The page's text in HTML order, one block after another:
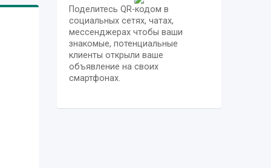
Поделитесь QR-кодом в
социальных сетях, чатах,
мессенджерах чтобы ваши
знакомые, потенциальные
клиенты открыли ваше
объявление на своих
смартфонах.